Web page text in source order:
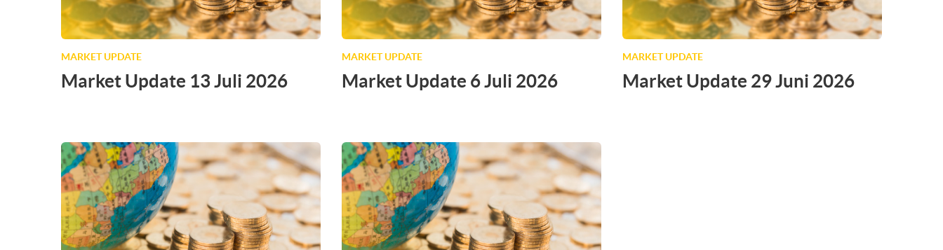
MARKET UPDATE
Market Update 13 Juli 2026
MARKET UPDATE
Market Update 6 Juli 2026
MARKET UPDATE
Market Update 29 Juni 2026